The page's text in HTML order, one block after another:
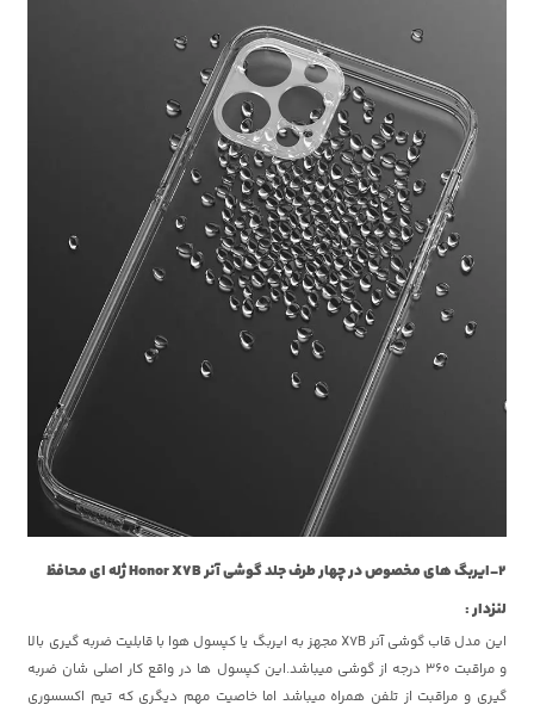
2-ایربگ های مخصوص در چهار طرف جلد گوشی آنر Honor X7B ژله ای محافظ
لنزدار :
این مدل قاب گوشی آنر X7B مجهز به ایربگ یا کپسول هوا با قابلیت ضربه گیری بالا
و مراقبت 360 درجه از گوشی میباشد.این کپسول ها در واقع کار اصلی شان ضربه
گیری و مراقبت از تلفن همراه میباشد اما خاصیت مهم دیگری که تیم اکسسوری